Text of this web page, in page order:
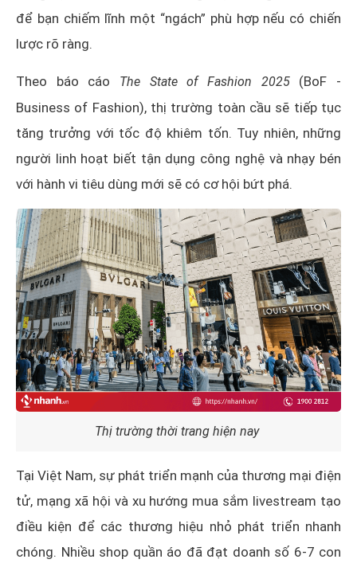
để bạn chiếm lĩnh một “ngách” phù hợp nếu có chiến
lược rõ ràng.
Theo báo cáo The State of Fashion 2025(BoF -
Business of Fashion), thị trường toàn cầu sẽ tiếp tục
tăng trưởng với tốc độ khiêm tốn. Tuy nhiên, những
người linh hoạt biết tận dụng công nghệ và nhạy bén
với hành vi tiêu dùng mới sẽ có cơ hội bứt phá.
Thị trường thời trang hiện nay
Tại Việt Nam, sự phát triển mạnh của thương mại điện
tử, mạng xã hội và xu hướng mua sắm livestream tạo
điều kiện để các thương hiệu nhỏ phát triển nhanh
chóng. Nhiều shop quần áo đã đạt doanh số 6-7 con